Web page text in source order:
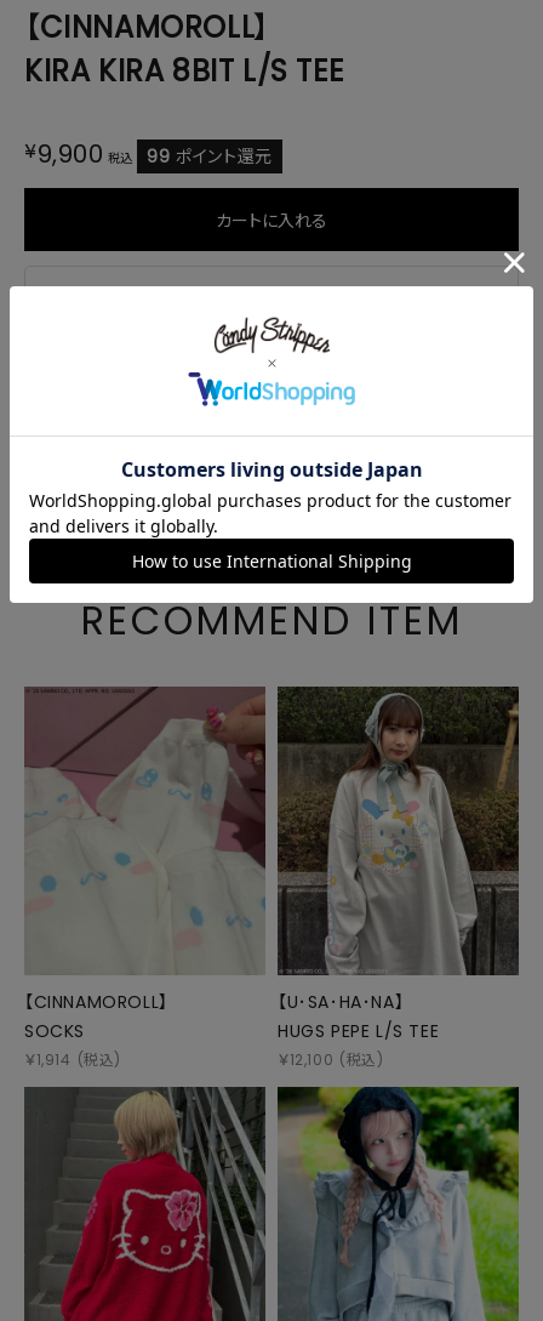
【CINNAMOROLL】
KIRA KIRA 8BIT L/S TEE
¥9,900 税込 99 ポイント還元
カートに入れる
サイズ・素材
商品番号 1259020
ご注文後のキャンセル・変更について
RECOMMEND ITEM
【CINNAMOROLL】
SOCKS
￥1,914 (税込)
【U･SA･HA･NA】
HUGS PEPE L/S TEE
￥12,100 (税込)